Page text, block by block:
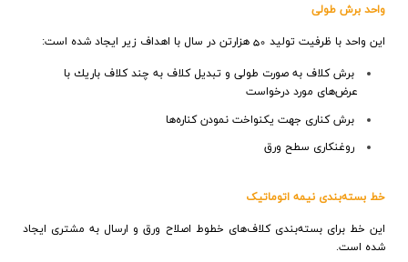
واحد برش طولي
اين واحد با ظرفيت توليد 50 هزارتن در سال با اهداف زير ايجاد شده است :
برش كلاف به صورت طولي و تبديل كلاف به چند كلاف باريك با
عرض‌هاي مورد درخواست
برش كناري جهت يكنواخت نمودن كناره‌ها
روغنكاري سطح ورق
خط بسته‌بندي نیمه اتوماتیک
اين خط برای بسته‌بندي كلاف‌هاي خطوط اصلاح ورق و ارسال به مشتري ايجاد
شده است.